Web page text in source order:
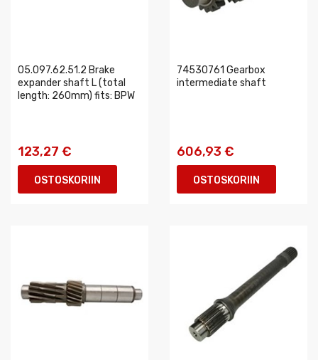
05.097.62.51.2 Brake
expander shaft L (total
length: 260mm) fits: BPW
123,27 €
OSTOSKORIIN
74530761 Gearbox
intermediate shaft
606,93 €
OSTOSKORIIN